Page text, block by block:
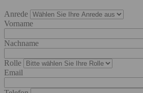
Anrede
Vorname
Nachname
Rolle
Email